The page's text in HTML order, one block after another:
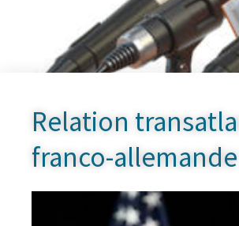
Relation
franco-allemande